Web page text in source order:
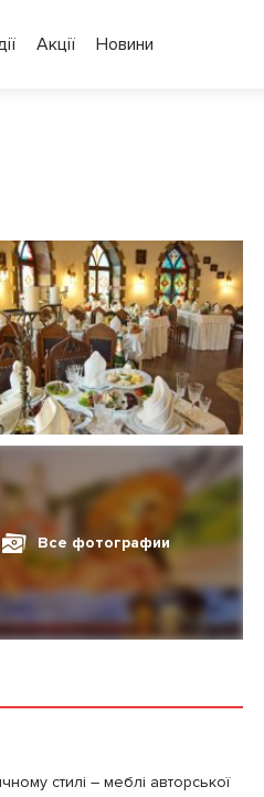
Акції Новини
Все фотографии
стилі – меблі авторської